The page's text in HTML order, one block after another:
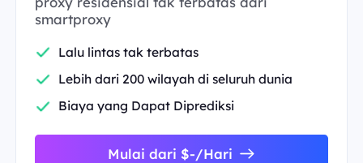
smartproxy
Lalu lintas tak terbatas
Lebih dari 200 wilayah di seluruh dunia
Biaya yang Dapat Diprediksi
Mulai dari $-/Hari